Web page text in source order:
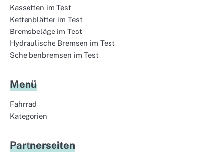
Kassetten im Test
Kettenblätter im Test
Bremsbeläge im Test
Hydraulische Bremsen im Test
Scheibenbremsen im Test
Menü
Fahrrad
Kategorien
Partnerseiten